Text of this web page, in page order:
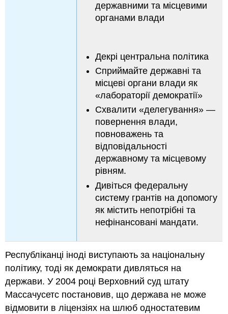
державними та місцевими
органами влади
Декрі центральна політика
Сприймайте державні та
місцеві органи влади як
«лабораторії демократії»
Схвалити «делегування» —
повернення влади,
повноважень та
відповідальності
державному та місцевому
рівням.
Дивіться федеральну
систему грантів на допомогу
як містить непотрібні та
нефінансовані мандати.
Республіканці іноді виступають за національну
політику, тоді як демократи дивляться на
держави. У 2004 році Верховний суд штату
Массачусетс постановив, що держава не може
відмовити в ліцензіях на шлюб одностатевим